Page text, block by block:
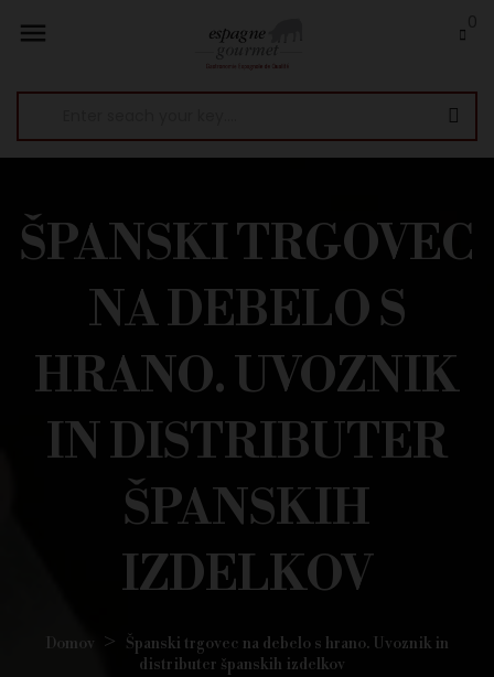

ŠPANSKI TRGOVEC
NA DEBELO S
HRANO. UVOZNIK
IN DISTRIBUTER
ŠPANSKIH
IZDELKOV
Domov
Španski trgovec na debelo s hrano. Uvoznik in
distributer španskih izdelkov